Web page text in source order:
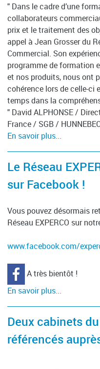
" Dans le cadre d’une
collaborateurs
prix et le traitement des
appel à Jean Grosser du
Commercial. Son
programme de formation
et nos produits, nous ont
cohérence lors de celle-ci
temps dans la
" David ALPHONSE /
France / SGB /
En savoir plus...
Le Réseau
sur Facebook !
Vous pouvez désormais
Réseau EXPERCO sur
www.facebook.com/
A très bientôt !
En savoir plus...
Deux cabinets
référencés